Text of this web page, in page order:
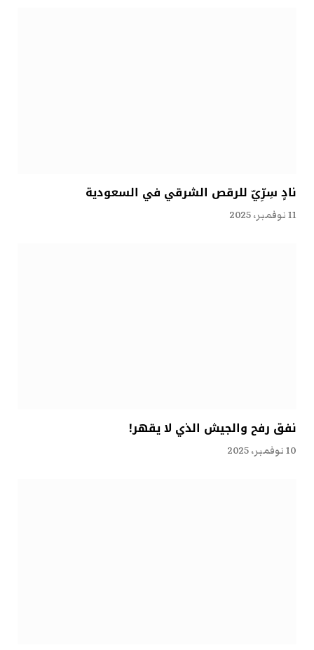
نادٍ سِرِّيّ للرقص الشرقي في السعودية
11 نوفمبر، 2025
نفق رفح والجيش الذي لا يقهر!
10 نوفمبر، 2025